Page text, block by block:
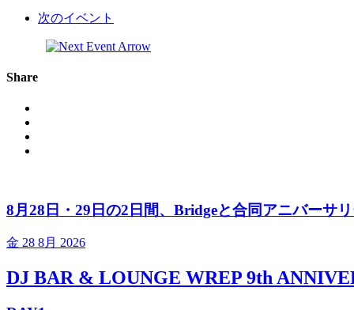
次のイベント
Share
8月28日・29日の2日間、Bridgeと合同アニバーサ
金 28 8月 2026
DJ BAR & LOUNGE WREP 9th